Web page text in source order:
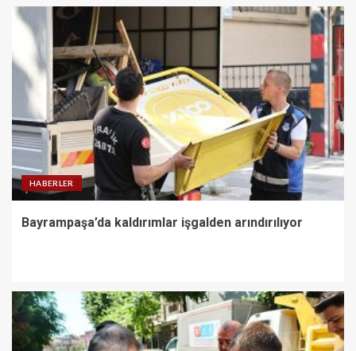
HABERLER
Bayrampaşa’da kaldırımlar işgalden arındırılıyor